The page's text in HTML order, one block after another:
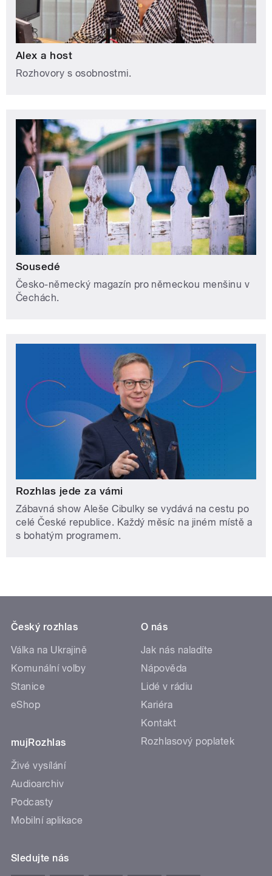
Alex a host
Rozhovory s osobnostmi.
Sousedé
Česko-německý magazín pro německou menšinu v
Čechách.
Rozhlas jede za vámi
Zábavná show Aleše Cibulky se vydává na cestu po
celé České republice. Každý měsíc na jiném místě a
s bohatým programem.
Český rozhlas
Válka na Ukrajině
Komunální volby
Stanice
eShop
mujRozhlas
Živé vysílání
Audioarchiv
Podcasty
Mobilní aplikace
O nás
Jak nás naladíte
Nápověda
Lidé v rádiu
Kariéra
Kontakt
Rozhlasový poplatek
Sledujte nás